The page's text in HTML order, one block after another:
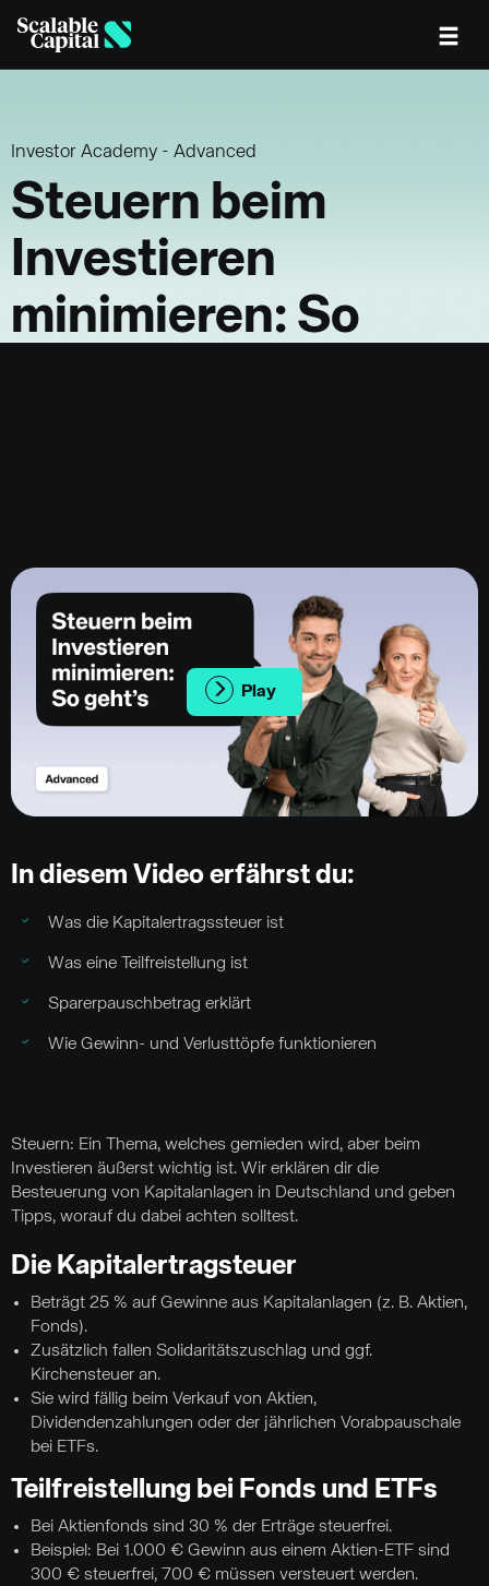
Investor Academy - Advanced
Steuern beim
Investieren
minimieren: So
Play
In diesem Video erfährst du:
Was die Kapitalertragssteuer ist
Was eine Teilfreistellung ist
Sparerpauschbetrag erklärt
Wie Gewinn- und Verlusttöpfe funktionieren
Steuern: Ein Thema, welches gemieden wird, aber beim
Investieren äußerst wichtig ist. Wir erklären dir die
Besteuerung von Kapitalanlagen in Deutschland und geben
Tipps, worauf du dabei achten solltest.
Die Kapitalertragsteuer
Beträgt 25 % auf Gewinne aus Kapitalanlagen (z. B. Aktien,
Fonds).
Zusätzlich fallen Solidaritätszuschlag und ggf.
Kirchensteuer an.
Sie wird fällig beim Verkauf von Aktien,
Dividendenzahlungen oder der jährlichen Vorabpauschale
bei ETFs.
Teilfreistellung bei Fonds und ETFs
Bei Aktienfonds sind 30 % der Erträge steuerfrei.
Beispiel: Bei 1.000 € Gewinn aus einem Aktien-ETF sind
300 € steuerfrei, 700 € müssen versteuert werden.